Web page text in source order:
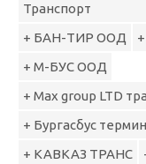
Транспорт
+ БАН-ТИР ООД
+ M-БУС ООД
+ Max group LTD
+ Бургасбус
+ КАВКАЗ ТРАНС